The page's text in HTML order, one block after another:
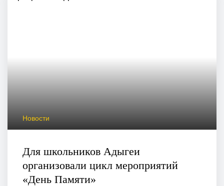
Новости
Для школьников Адыгеи
организовали цикл мероприятий
«День Памяти»